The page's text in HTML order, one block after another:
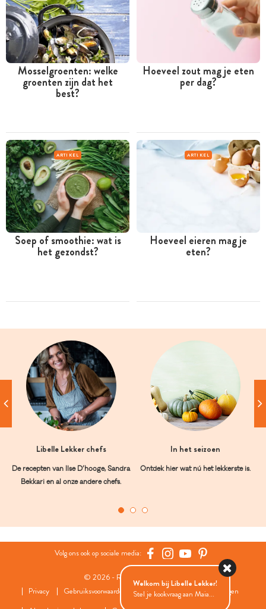
Mosselgroenten: welke
groenten zijn dat het
best?
Hoeveel zout mag je eten
per dag?
ARTIKEL
Soep of smoothie: wat is
het gezondst?
ARTIKEL
Hoeveel eieren mag je
eten?
Libelle Lekker chefs
De recepten van Ilse D’hooge, Sandra
Bekkari en al onze andere chefs.
In het seizoen
Ontdek hier wat nú het lekkerste is.
Volg ons ook op sociale media:
© 2026 - Roularta Media Group
Privacy
Gebruiksvoorwaarden Cookies
Cookies instellingen
Welkom bij Libelle Lekker!
Stel je kookvraag aan Maia...